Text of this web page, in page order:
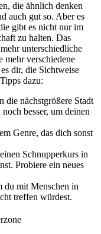
die ähnlich denken
auch gut so. Aber es
gibt es nicht nur im
zu halten. Das
unterschiedliche
mehr verschiedene
dir, die Sichtweise
dazu:
die nächstgrößere Stadt
besser, um deinen
Genre, das dich sonst
Schnupperkurs in
Probiere ein neues
du mit Menschen in
treffen würdest.